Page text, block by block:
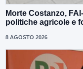
Morte Costanzo,
politiche agricole e
8 AGOSTO 2026